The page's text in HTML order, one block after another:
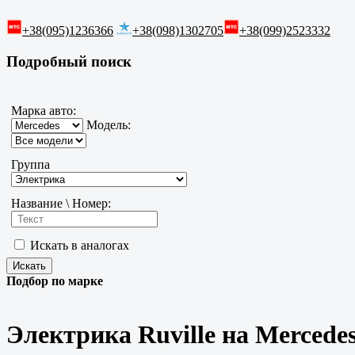
+38(095)1236366 +38(098)1302705 +38(099)2523332
Подробный поиск
Марка авто:
Модель:
Группа
Название \ Номер:
Искать в аналогах
Подбор по марке
Электрика Ruville на